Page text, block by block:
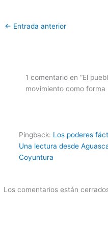
← Entrada anterior
1 comentario en “El
movimiento como forma
Pingback: Los poderes
Una lectura desde
Coyuntura
Los comentarios están